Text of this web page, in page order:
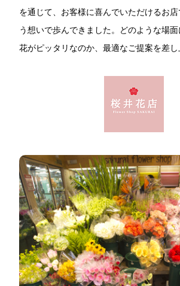
を通じて、お客様に喜んでいただけるお
う想いで歩んできました。どのような場
花がピッタリなのか、最適なご提案を差し